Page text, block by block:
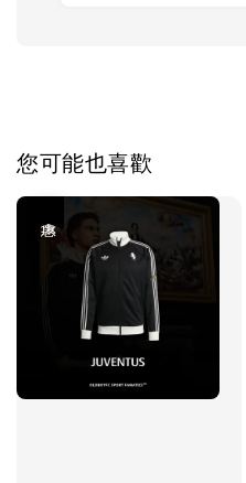
您可能也喜歡